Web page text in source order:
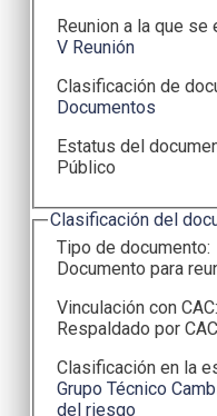
Reunion a la que se
V Reunión
Clasificación de
Documentos
Estatus del
Público
Ocultar
Clasificación del
Tipo de documento:
Documento para
Vinculación con CAC:
Respaldado por CAC
Clasificación en la
Grupo Técnico
del riesgo